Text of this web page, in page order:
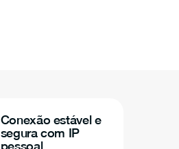
Conexão estável e
segura com IP
pessoal